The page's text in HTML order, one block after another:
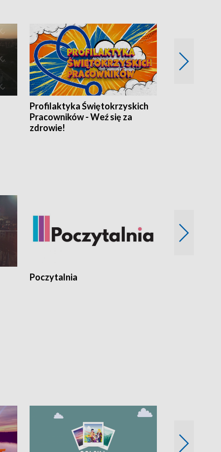
Profilaktyka Świętokrzyskich
Pracowników - Weź się za
zdrowie!
Poczytalnia